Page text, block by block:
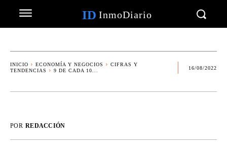
ID InmoDiario
INICIO ECONOMÍA Y NEGOCIOS
CIFRAS Y
TENDENCIAS
9 DE CADA 10...
16/08/2022
POR REDACCIÓN